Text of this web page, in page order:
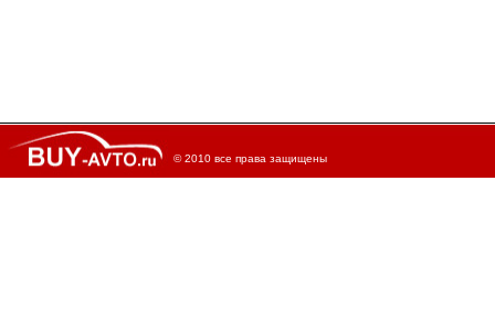
© 2010 все права защищены